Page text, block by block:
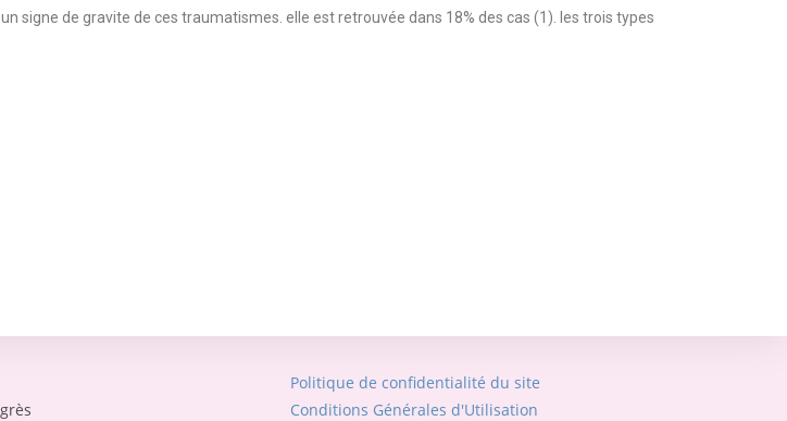
signe de gravite de ces traumatismes. elle est retrouvée dans 18% des cas (1). les trois types
Politique de confidentialité du site
Conditions Générales d'Utilisation